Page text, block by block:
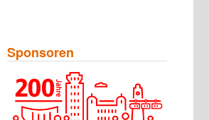
Sponsoren